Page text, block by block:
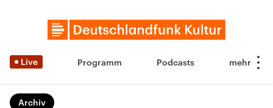
Live Programm Podcasts
Archiv